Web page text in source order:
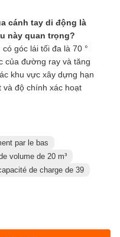
xe này là gì?
để thực hiện hai nhiệm
sắt mới và tái chế
động, làm cho nó trở
cho cả các dự án xây
đường sắt?
để giảm thời gian dự
cho công nhân và thiết
cánh tay di động là